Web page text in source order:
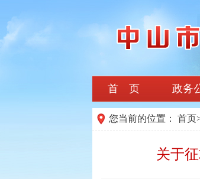
首 页 政务
您当前的位置： 首页
关于